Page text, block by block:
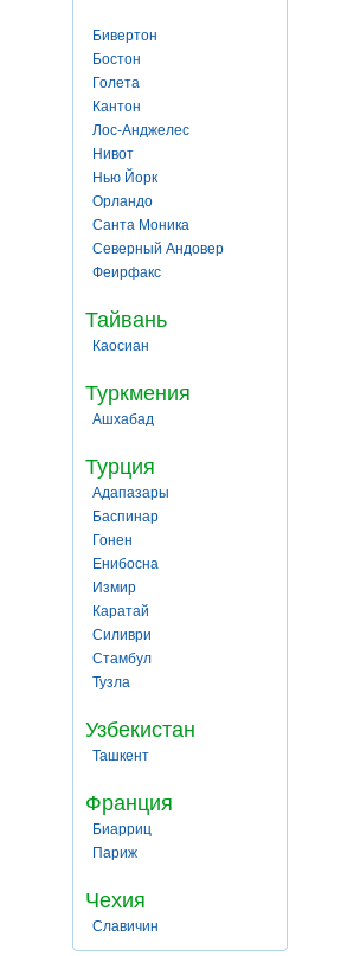
Бивертон
Бостон
Голета
Кантон
Лос-Анджелес
Нивот
Нью Йорк
Орландо
Санта Моника
Северный Андовер
Феирфакс
Тайвань
Каосиан
Туркмения
Ашхабад
Турция
Адапазары
Баспинар
Гонен
Енибосна
Измир
Каратай
Силиври
Стамбул
Тузла
Узбекистан
Ташкент
Франция
Биарриц
Париж
Чехия
Славичин